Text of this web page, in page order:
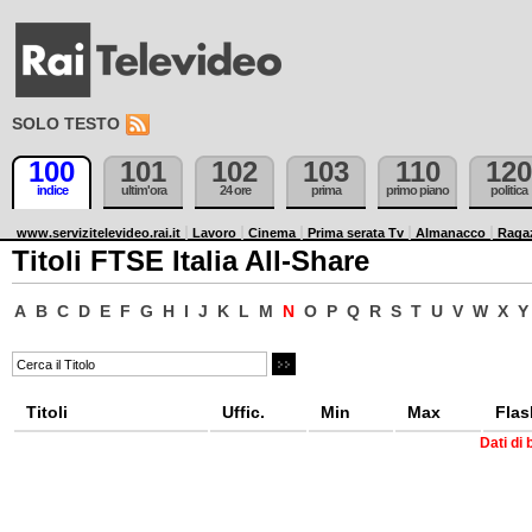
SOLO TESTO
100
indice
101
ultim'ora
102
24 ore
103
prima
110
primo piano
120
politica
www.servizitelevideo.rai.it Lavoro Cinema Prima serata Tv Almanacco
Titoli FTSE Italia All-Share
A B C D E F G H I J K L M N O P Q R S T U V W X Y
Titoli Uffic. Min Max
Dati di